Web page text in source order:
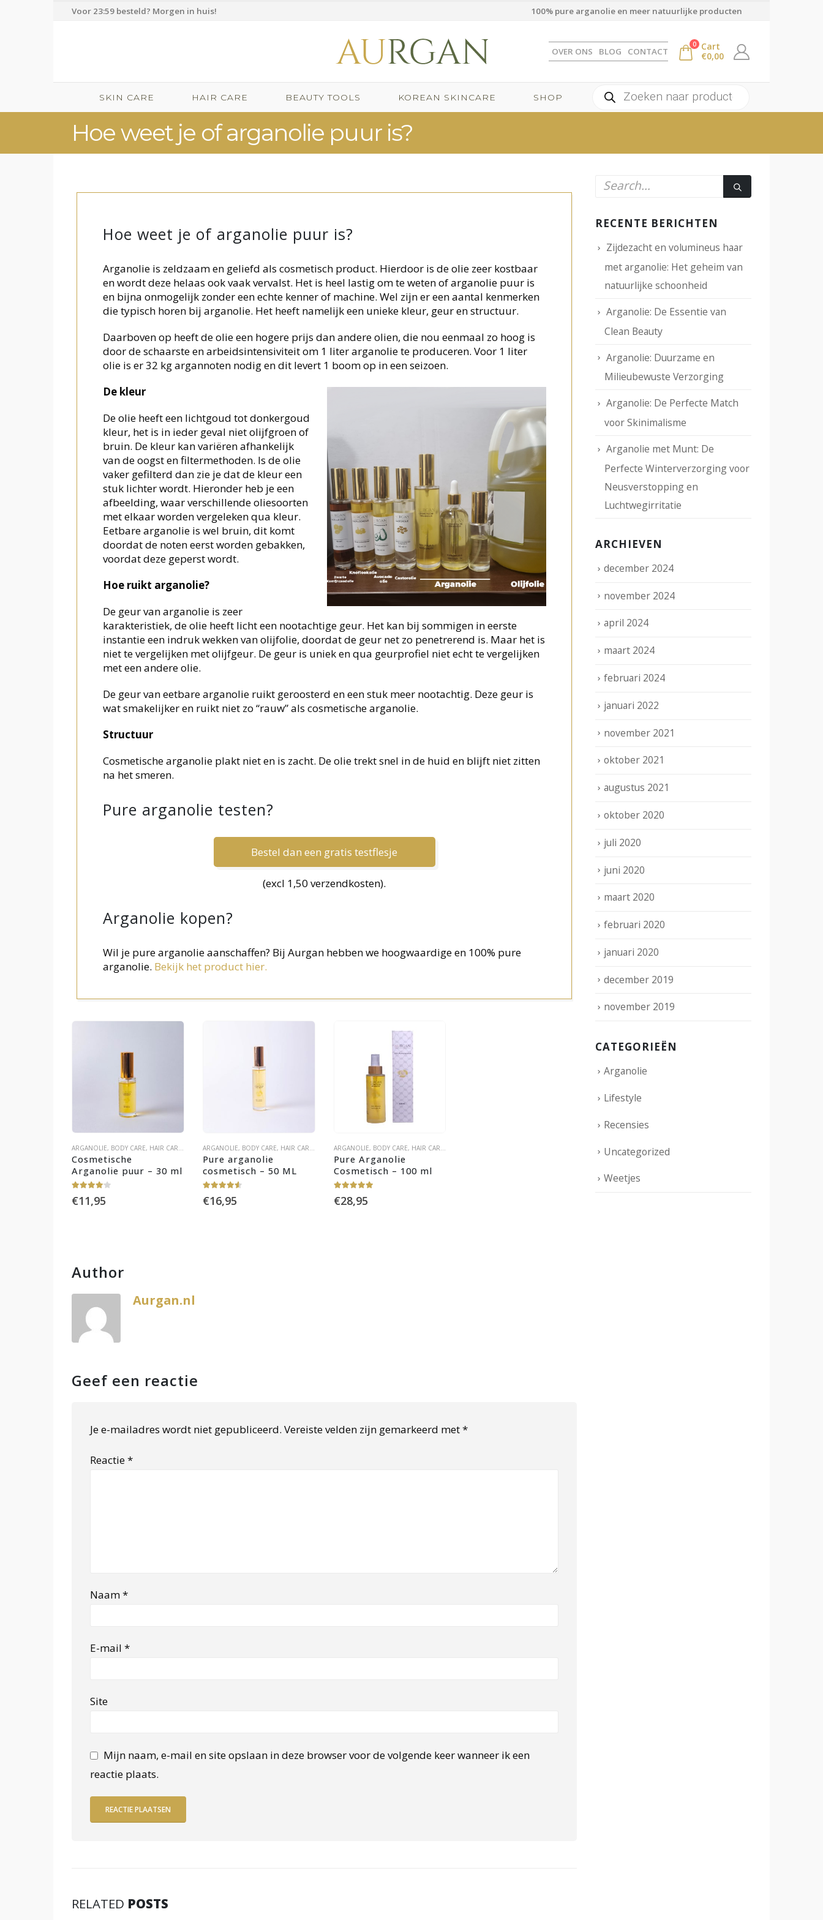
Voor 23:59 besteld? Morgen in huis! 100% pure arganolie en meer natuurlijke producten
OVER ONS BLOG CONTACT
0
Cart
€0,00
SKIN CARE HAIR CARE BEAUTY TOOLS KOREAN SKINCARE SHOP
Producten
zoeken
Hoe weet je of arganolie puur is?
Hoe weet je of arganolie puur is?
Arganolie is zeldzaam en geliefd als cosmetisch product. Hierdoor is de olie zeer kostbaar
en wordt deze helaas ook vaak vervalst. Het is heel lastig om te weten of arganolie puur is
en bijna onmogelijk zonder een echte kenner of machine. Wel zijn er een aantal kenmerken
die typisch horen bij arganolie. Het heeft namelijk een unieke kleur, geur en structuur.
Daarboven op heeft de olie een hogere prijs dan andere olien, die nou eenmaal zo hoog is
door de schaarste en arbeidsintensiviteit om 1 liter arganolie te produceren. Voor 1 liter
olie is er 32 kg argannoten nodig en dit levert 1 boom op in een seizoen.
De kleur
De olie heeft een lichtgoud tot donkergoud
kleur, het is in ieder geval niet olijfgroen of
bruin. De kleur kan variëren afhankelijk
van de oogst en filtermethoden. Is de olie
vaker gefilterd dan zie je dat de kleur een
stuk lichter wordt. Hieronder heb je een
afbeelding, waar verschillende oliesoorten
met elkaar worden vergeleken qua kleur.
Eetbare arganolie is wel bruin, dit komt
doordat de noten eerst worden gebakken,
voordat deze geperst wordt.
Hoe ruikt arganolie?
De geur van arganolie is zeer
karakteristiek, de olie heeft licht een nootachtige geur. Het kan bij sommigen in eerste
instantie een indruk wekken van olijfolie, doordat de geur net zo penetrerend is. Maar het is
niet te vergelijken met olijfgeur. De geur is uniek en qua geurprofiel niet echt te vergelijken
met een andere olie.
De geur van eetbare arganolie ruikt geroosterd en een stuk meer nootachtig. Deze geur is
wat smakelijker en ruikt niet zo “rauw” als cosmetische arganolie.
Structuur
Cosmetische arganolie plakt niet en is zacht. De olie trekt snel in de huid en blijft niet zitten
na het smeren.
Pure arganolie testen?
Bestel dan een gratis testflesje
(excl 1,50 verzendkosten).
Arganolie kopen?
Wil je pure arganolie aanschaffen? Bij Aurgan hebben we hoogwaardige en 100% pure
arganolie. Bekijk het product hier.
ARGANOLIE, BODY CARE, HAIR CARE OLIËN,SKIN CARE
Cosmetische
Arganolie puur – 30 ml
€11,95
ARGANOLIE, BODY CARE, HAIR CARE OLIËN,SKIN CARE
Pure arganolie
cosmetisch – 50 ML
€16,95
ARGANOLIE, BODY CARE, HAIR CARE
Pure Arganolie
Cosmetisch – 100 ml
€28,95
Author
Aurgan.nl
Geef een reactie
Je e-mailadres wordt niet gepubliceerd. Vereiste velden zijn gemarkeerd met*
Reactie*
Naam*
E-mail *
Site
Mijn naam, e-mail en site opslaan in deze browser voor de volgende keer wanneer ik een
reactie plaats.
RELATED POSTS
RECENTE BERICHTEN
Zijdezacht en volumineus haar
met arganolie: Het geheim van
natuurlijke schoonheid
Arganolie: De Essentie van
Clean Beauty
Arganolie: Duurzame en
Milieubewuste Verzorging
Arganolie: De Perfecte Match
voor Skinimalisme
Arganolie met Munt: De
Perfecte Winterverzorging voor
Neusverstopping en
Luchtwegirritatie
ARCHIEVEN
december 2024
november 2024
april 2024
maart 2024
februari 2024
januari 2022
november 2021
oktober 2021
augustus 2021
oktober 2020
juli 2020
juni 2020
maart 2020
februari 2020
januari 2020
december 2019
november 2019
CATEGORIEËN
Arganolie
Lifestyle
Recensies
Uncategorized
Weetjes